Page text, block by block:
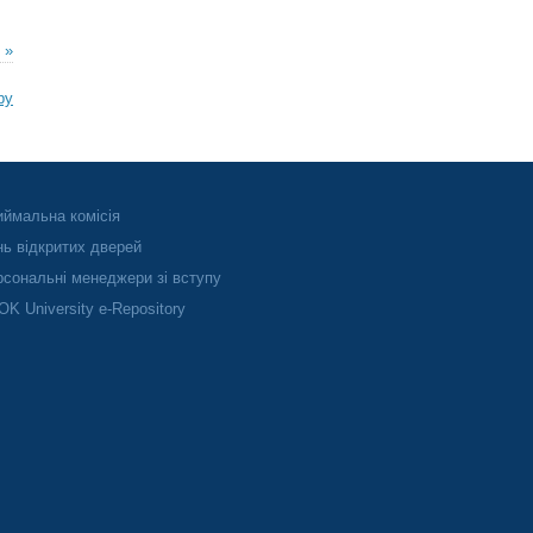
»
комісія
відкритих дверей
менеджери зі вступу
University e-Repository